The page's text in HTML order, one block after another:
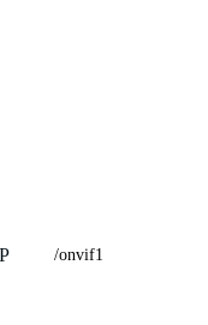
/onvif1